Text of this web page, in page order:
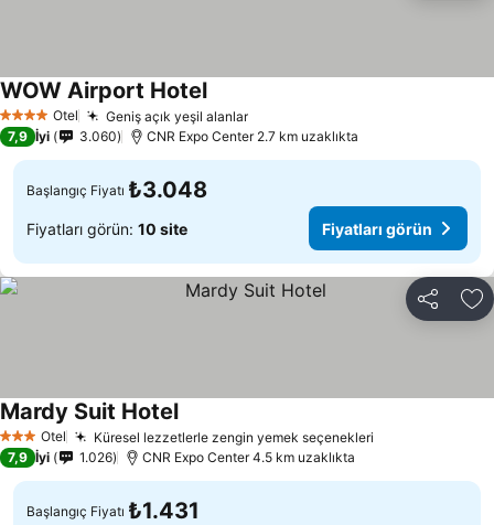
4 Yıldız Otel Geniş açık yeşil alanlar
WOW Airport Hotel
7,9 İyi 3.060 CNR Expo Center 2.7 km uzaklıkta
Başlangıç Fiyatı ₺3.048
Fiyatları görün: 10 site Fiyatları görün
Paylaş
3 YıldızOtel Küresel lezzetlerle zengin yemek seçenekleri
Mardy Suit Hotel
7,9 İyi 1.026 CNR Expo Center 4.5 km uzaklıkta
Başlangıç Fiyatı ₺1.431